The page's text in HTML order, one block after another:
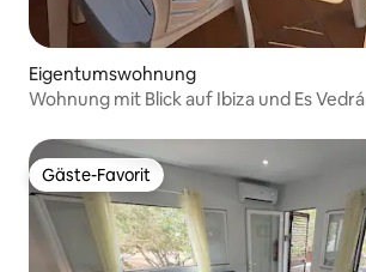
Eigentumswohnung
Wohnung mit Blick auf Ibiza und Es Vedrá
Gäste-Favorit
Gäste-Favorit